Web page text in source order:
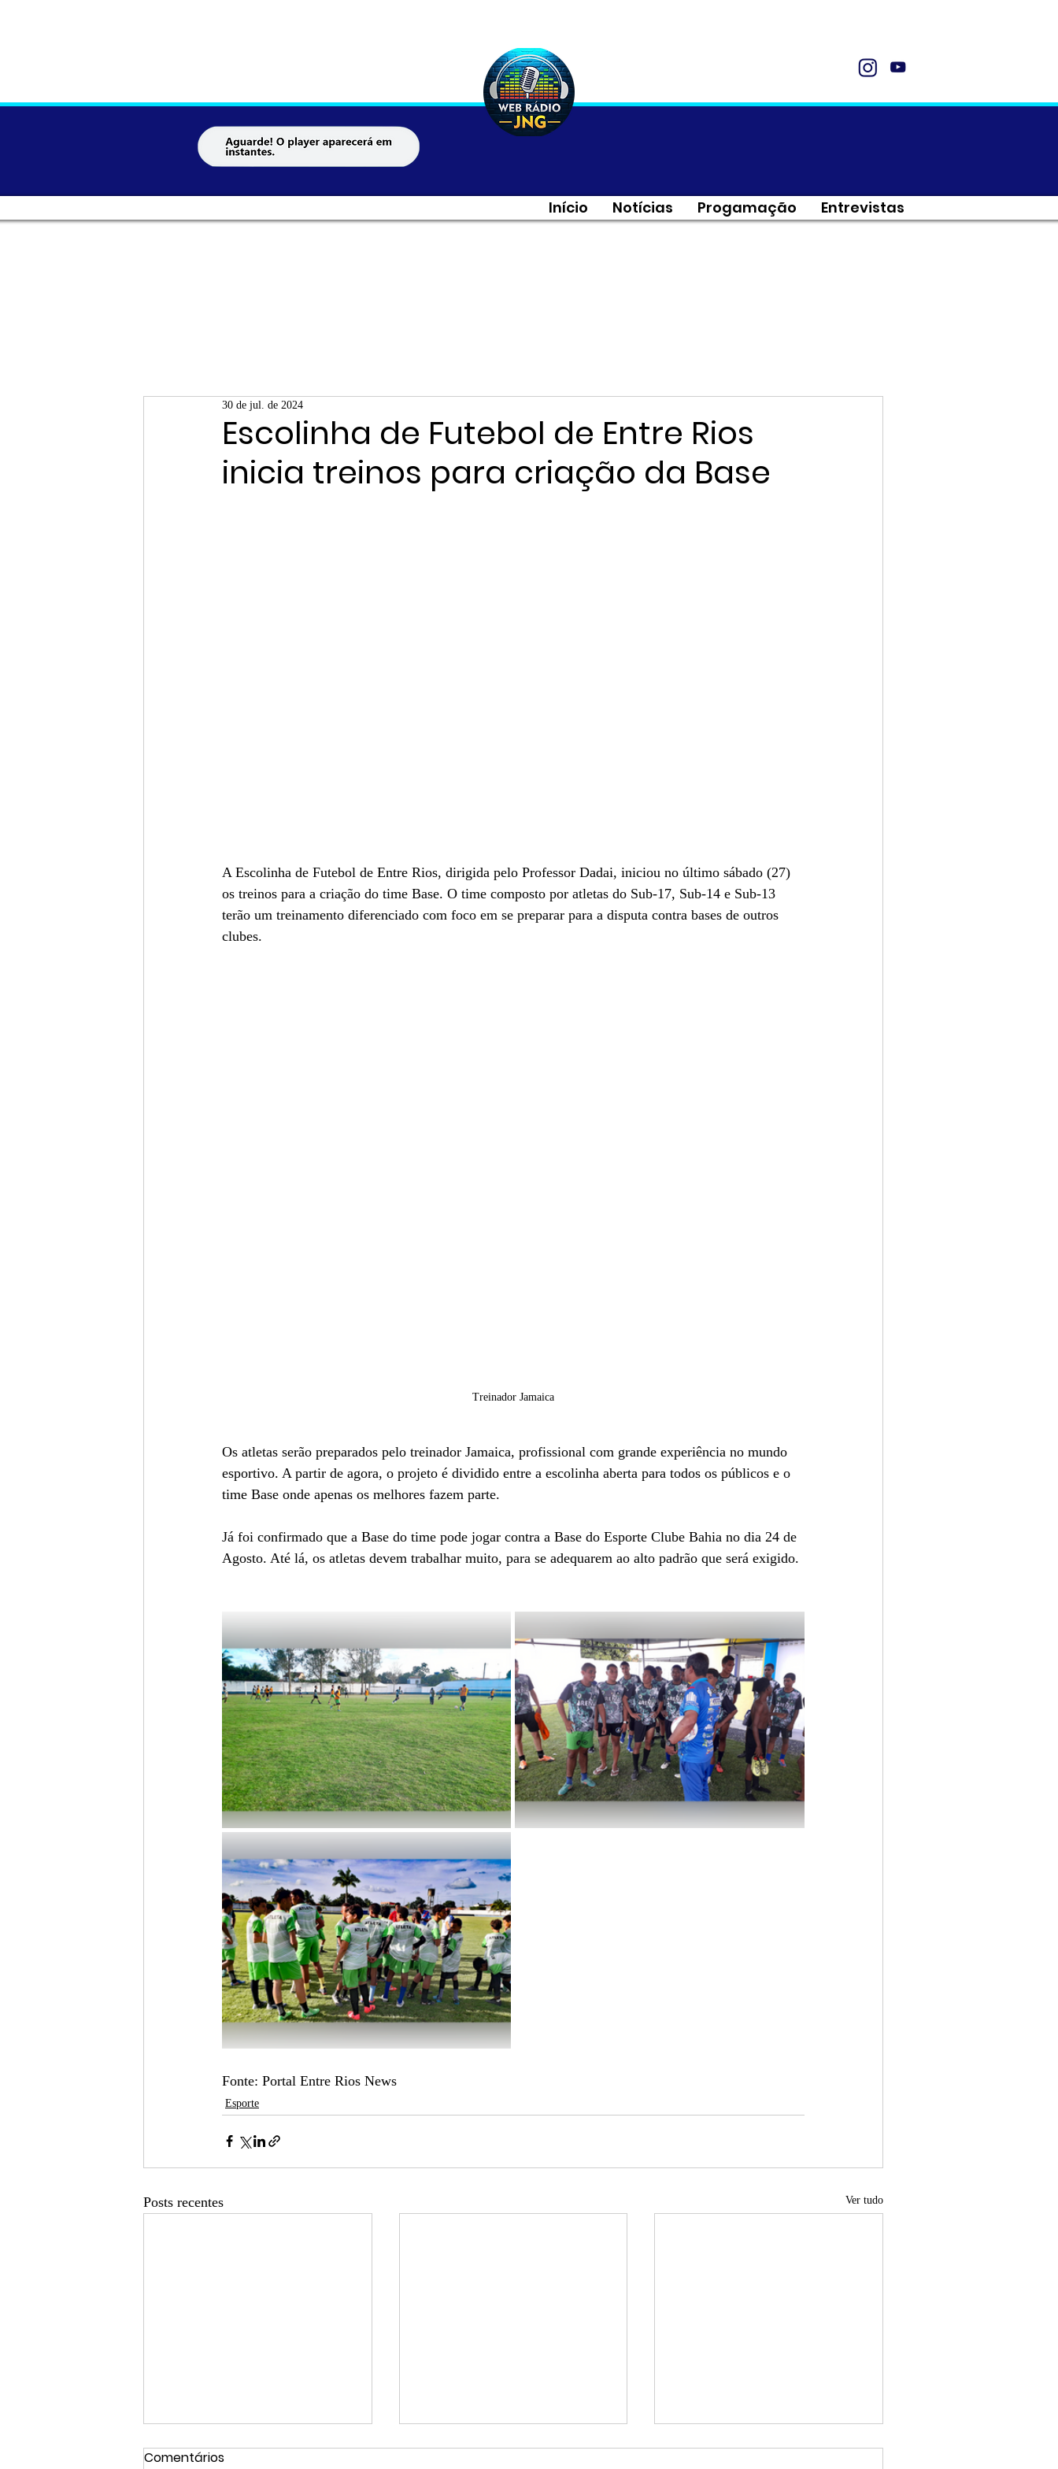
Início Notícias Progamação Entrevistas
Escolinha de Futebol de Entre Rios
inicia treinos para criação da Base
30 de jul. de 2024
A Escolinha de Futebol de Entre Rios, dirigida pelo Professor Dadai, iniciou no último sábado (27)
os treinos para a criação do time Base. O time composto por atletas do Sub-17, Sub-14 e Sub-13
terão um treinamento diferenciado com foco em se preparar para a disputa contra bases de outros
clubes.
Treinador Jamaica
Os atletas serão preparados pelo treinador Jamaica, profissional com grande experiência no mundo
esportivo. A partir de agora, o projeto é dividido entre a escolinha aberta para todos os públicos e o
time Base onde apenas os melhores fazem parte.
Já foi confirmado que a Base do time pode jogar contra a Base do Esporte Clube Bahia no dia 24 de
Agosto. Até lá, os atletas devem trabalhar muito, para se adequarem ao alto padrão que será exigido.
Fonte: Portal Entre Rios News
Esporte
Posts recentes Ver tudo
Comentários